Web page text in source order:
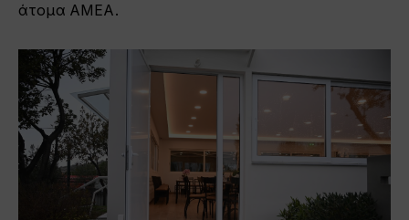
άτομα ΑΜΕΑ.